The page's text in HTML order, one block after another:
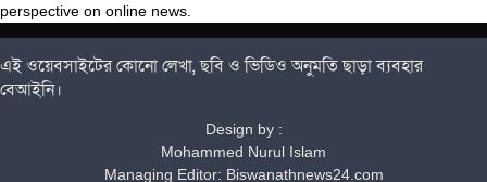
perspective on online news.
এই ওয়েবসাইটের কোনো লেখা, ছবি ও ভিডিও অনুমতি ছাড়া ব্যবহার
বেআইনি।
Design by :
Mohammed Nurul Islam
Managing Editor: Biswanathnews24.com